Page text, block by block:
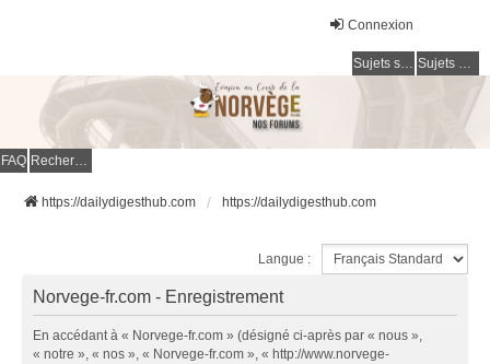
Connexion
Sujets sans réponse Sujets actifs
FAQ Rechercher
https://dailydigesthub.com https://dailydigesthub.com
Langue :
Norvege-fr.com - Enregistrement
En accédant à « Norvege-fr.com » (désigné ci-après par « nous »,
« notre », « nos », « Norvege-fr.com », « http://www.norvege-